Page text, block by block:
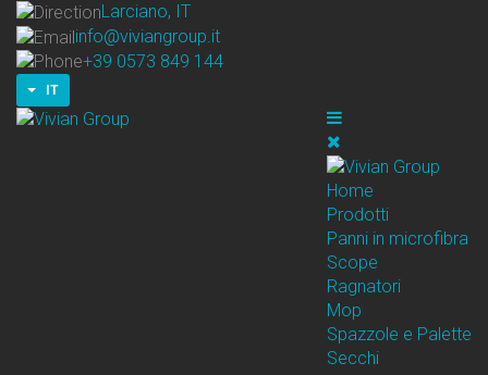
Larciano, IT
info@viviangroup.it
+39 0573 849 144
IT
Home
Prodotti
Panni in microfibra
Scope
Ragnatori
Mop
Spazzole e Palette
Secchi